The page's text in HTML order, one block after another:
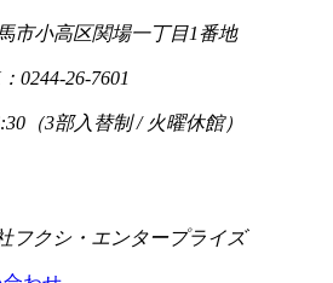
市小高区関場一丁目1番地
0244-26-7601
（3部入替制 / 火曜休館）
フクシ・エンタープライズ